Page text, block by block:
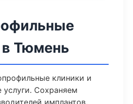
Тюмень
клиники и
Сохраняем
имплантов.